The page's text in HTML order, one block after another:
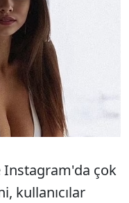
Instagram'da çok
kullanıcılar